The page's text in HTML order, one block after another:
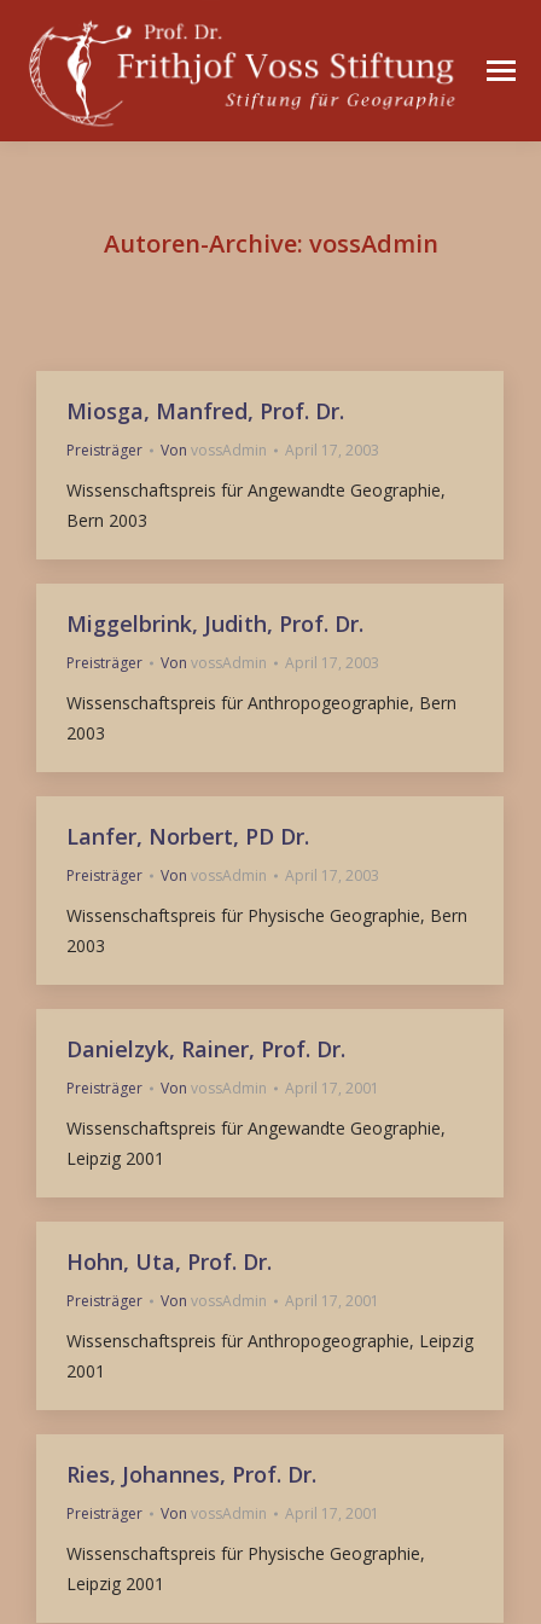
Autoren-Archive: vossAdmin
Miosga, Manfred, Prof. Dr.
Preisträger Von vossAdmin April 17, 2003
Wissenschaftspreis für Angewandte Geographie,
Bern 2003
Miggelbrink, Judith, Prof. Dr.
Preisträger Von vossAdmin April 17, 2003
Wissenschaftspreis für Anthropogeographie, Bern
2003
Lanfer, Norbert, PD Dr.
Preisträger Von vossAdmin April 17, 2003
Wissenschaftspreis für Physische Geographie, Bern
2003
Danielzyk, Rainer, Prof. Dr.
Preisträger Von vossAdmin April 17, 2001
Wissenschaftspreis für Angewandte Geographie,
Leipzig 2001
Hohn, Uta, Prof. Dr.
Preisträger Von vossAdmin April 17, 2001
Wissenschaftspreis für Anthropogeographie, Leipzig
2001
Ries, Johannes, Prof. Dr.
Preisträger Von vossAdmin April 17, 2001
Wissenschaftspreis für Physische Geographie,
Leipzig 2001